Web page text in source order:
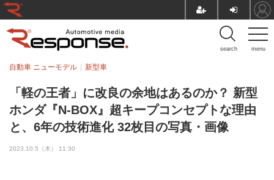
menu
search
「軽の王者」に改良の余地はあるのか？ 新型
ホンダ『N-BOX』超キープコンセプトな理由
と、6年の技術進化 32枚目の写真・画像
自動車 ニューモデル 新型車
2023.10.5（木） 11:30